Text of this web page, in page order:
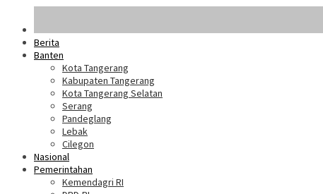
Berita
Banten
Kota Tangerang
Kabupaten Tangerang
Kota Tangerang Selatan
Serang
Pandeglang
Lebak
Cilegon
Nasional
Pemerintahan
Kemendagri RI